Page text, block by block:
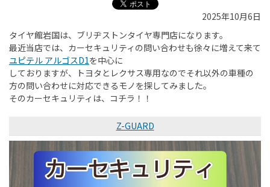
2025年10月6日
タイヤ館岩国は、ブリヂストンタイヤ専門店になります。
最近当店では、カーセキュリティの問い合わせも徐々に増えて来て
ユピテル アルゴスD1を中心に
しておりますが、トヨタとレクサス専用なのでそれ以外の車種の
方の問い合わせに対応できるモノを探してみました。
そのカーセキュリティは、コチラ！！
Z-GUARD